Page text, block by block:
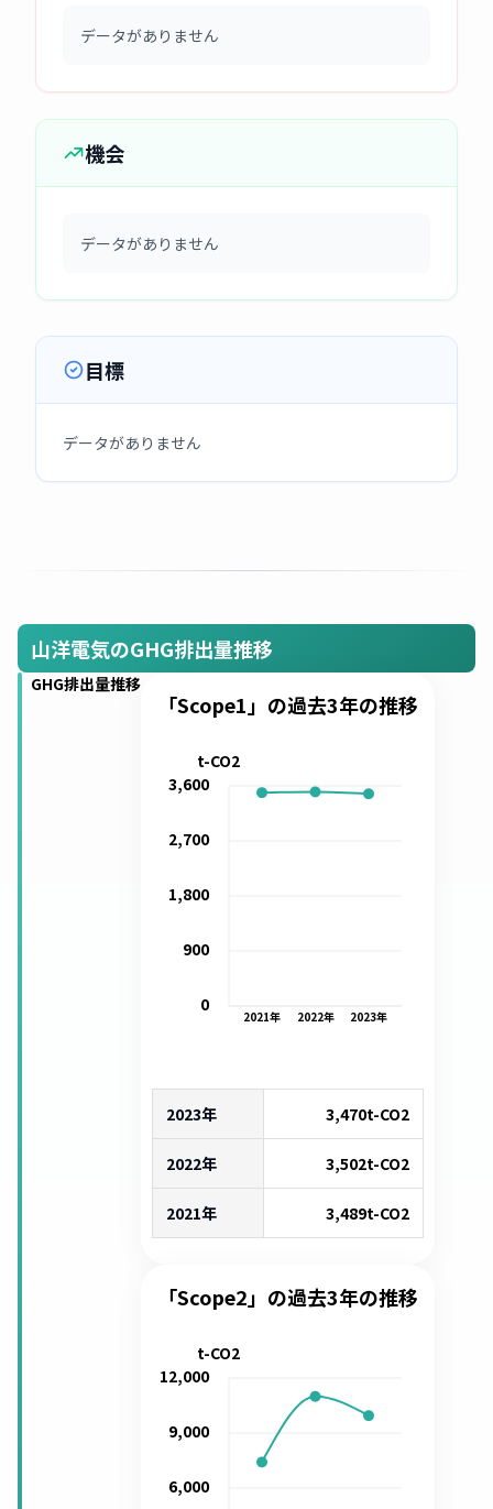
データがありません
機会
データがありません
目標
データがありません
山洋電気のGHG排出量推移
GHG排出量推移
「Scope1」の過去3年の推移
2021年 2022年 2023年
0
900
1,800
2,700
3,600
t-CO2
2023年 3,470t-CO2
2022年 3,502t-CO2
2021年 3,489t-CO2
「Scope2」の過去3年の推移
6,000
9,000
12,000
t-CO2